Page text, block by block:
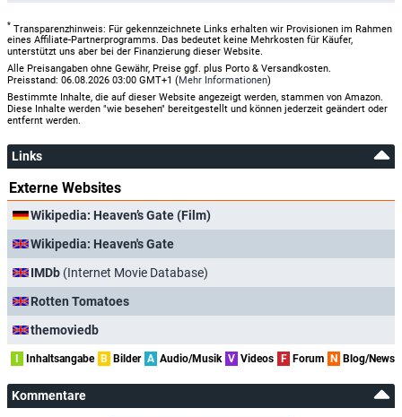
* Transparenzhinweis: Für gekennzeichnete Links erhalten wir Provisionen im Rahmen
eines Affiliate-Partnerprogramms. Das bedeutet keine Mehrkosten für Käufer,
unterstützt uns aber bei der Finanzierung dieser Website.
Alle Preisangaben ohne Gewähr, Preise ggf. plus Porto & Versandkosten.
Preisstand: 06.08.2026 03:00 GMT+1 (Mehr Informationen)
Bestimmte Inhalte, die auf dieser Website angezeigt werden, stammen von Amazon.
Diese Inhalte werden "wie besehen" bereitgestellt und können jederzeit geändert oder
entfernt werden.
Links
Externe Websites
Wikipedia: Heaven’s Gate (Film)
Wikipedia: Heaven's Gate
IMDb (Internet Movie Database)
Rotten Tomatoes
themoviedb
Inhaltsangabe B Bilder A Audio/Musik V Videos F Forum N Blog/News
Kommentare